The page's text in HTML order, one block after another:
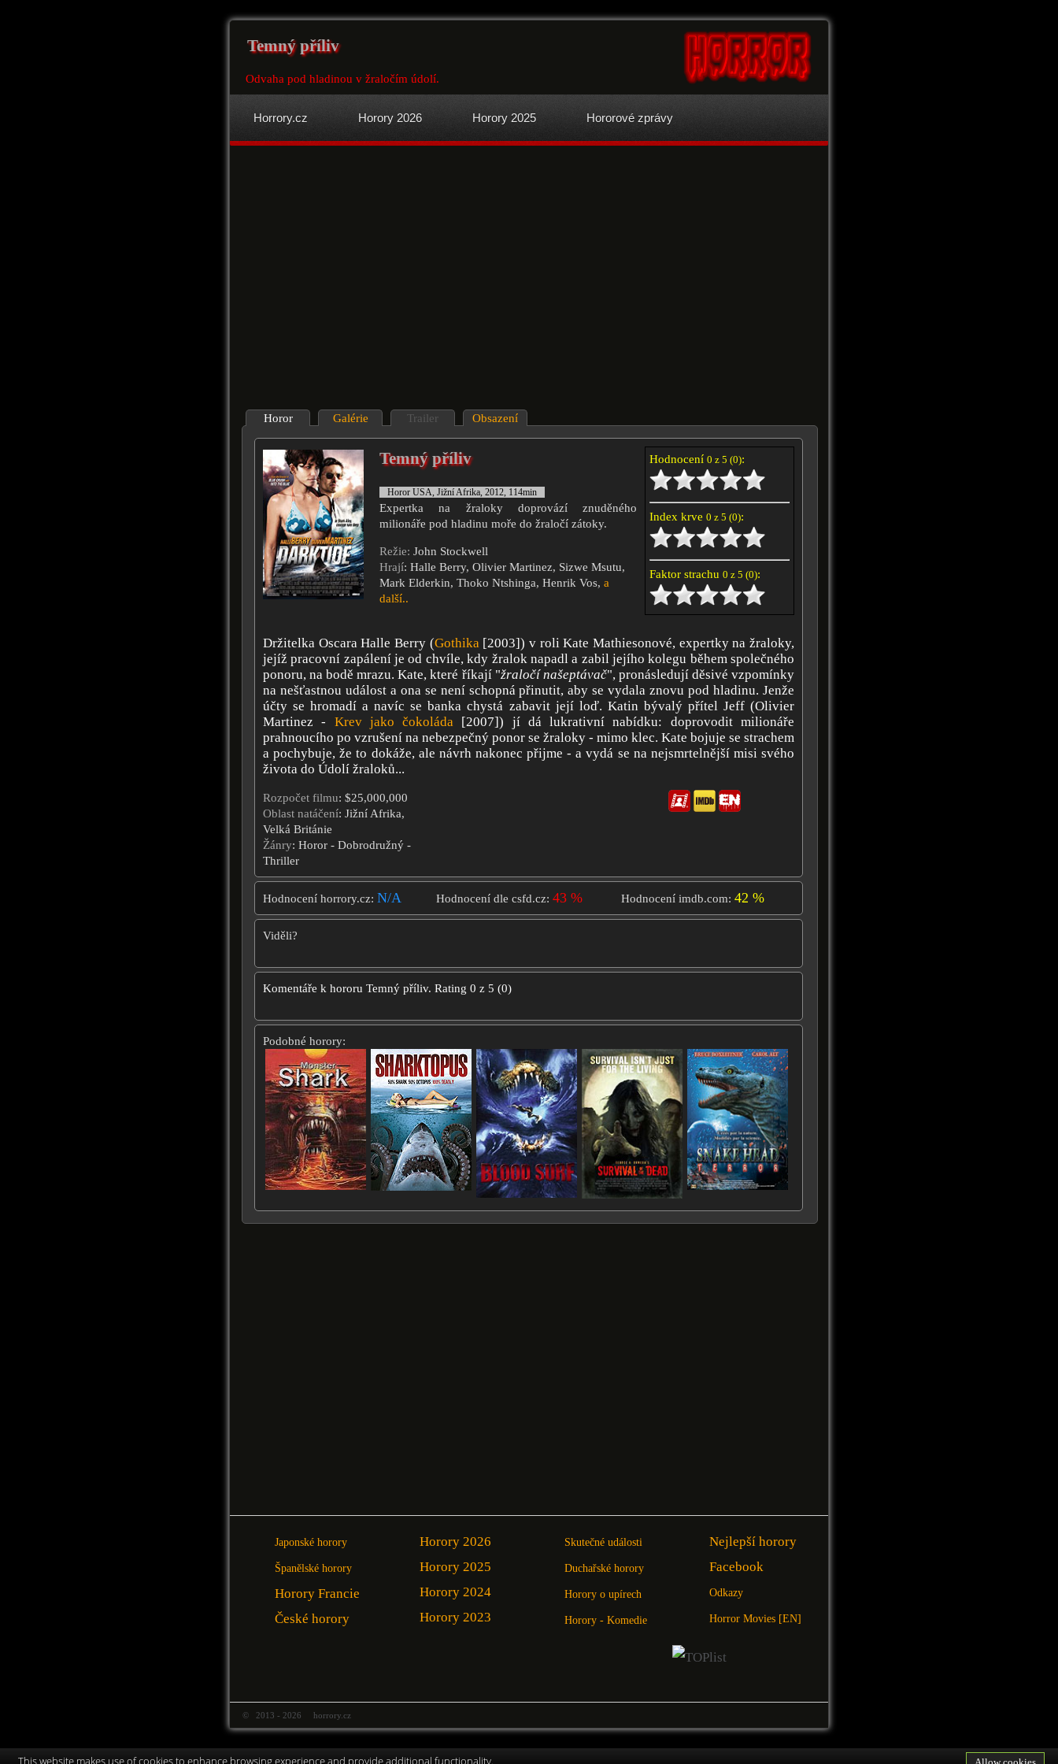
Temný příliv
Odvaha pod hladinou v žraločím údolí.
Horrory.cz Horory 2026 Horory 2025 Hororové zprávy
Horor Galérie Trailer Obsazení
Hodnocení 0 z 5 (0):
Index krve 0 z 5 (0):
Faktor strachu 0 z 5 (0):
Temný příliv
Horor USA, Jižní Afrika, 2012, 114min
Expertka na žraloky doprovází znuděného
milionáře pod hladinu moře do žraločí zátoky.
Režie: John Stockwell
Hrají: Halle Berry, Olivier Martinez, Sizwe Msutu,
Mark Elderkin, Thoko Ntshinga, Henrik Vos, a
další..
Držitelka Oscara Halle Berry (Gothika [2003]) v roli Kate Mathiesonové, expertky na žraloky,
jejíž pracovní zapálení je od chvíle, kdy žralok napadl a zabil jejího kolegu během společného
ponoru, na bodě mrazu. Kate, které říkají "žraločí našeptávač", pronásledují děsivé vzpomínky
na nešťastnou událost a ona se není schopná přinutit, aby se vydala znovu pod hladinu. Jenže
účty se hromadí a navíc se banka chystá zabavit její loď. Katin bývalý přítel Jeff (Olivier
Martinez - Krev jako čokoláda [2007]) jí dá lukrativní nabídku: doprovodit milionáře
prahnoucího po vzrušení na nebezpečný ponor se žraloky - mimo klec. Kate bojuje se strachem
a pochybuje, že to dokáže, ale návrh nakonec přijme - a vydá se na nejsmrtelnější misi svého
života do Údolí žraloků...
Rozpočet filmu: $25,000,000
Oblast natáčení: Jižní Afrika,
Velká Británie
Žánry: Horor - Dobrodružný -
Thriller
Hodnocení horrory.cz: N/A Hodnocení dle csfd.cz: 43 % Hodnocení imdb.com: 42 %
Viděli?
Komentáře k hororu Temný příliv. Rating 0 z 5 (0)
Podobné horory:
Japonské horory
Španělské horory
Horory Francie
České horory
Horory 2026
Horory 2025
Horory 2024
Horory 2023
Skutečné události
Duchařské horory
Horory o upírech
Horory - Komedie
Nejlepší horory
Facebook
Odkazy
Horror Movies [EN]
© 2013 - 2026 horrory.cz
This website makes use of cookies to enhance browsing experience and provide additional functionality.